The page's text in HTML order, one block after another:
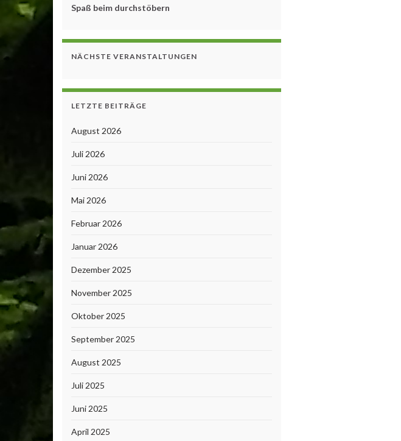
Spaß beim durchstöbern
NÄCHSTE VERANSTALTUNGEN
LETZTE BEITRÄGE
August 2026
Juli 2026
Juni 2026
Mai 2026
Februar 2026
Januar 2026
Dezember 2025
November 2025
Oktober 2025
September 2025
August 2025
Juli 2025
Juni 2025
April 2025